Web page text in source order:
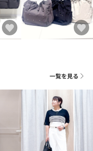
一覧を見る